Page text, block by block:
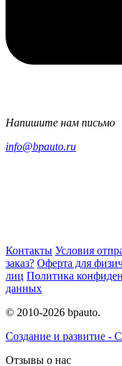
Напишите нам письмо
info@bpauto.ru
Контакты Условия
заказ? Оферта для
лиц Политика
данных
© 2010-2026 bpauto.
Создание и развитие -
Отзывы о нас